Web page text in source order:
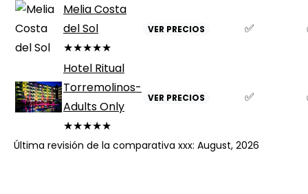
Melia Costa
del Sol
★★★★★
VER PRECIOS ✅
Hotel Ritual
Torremolinos-
Adults Only
★★★★★
VER PRECIOS ✅
Última revisión de la comparativa xxx: August, 2026